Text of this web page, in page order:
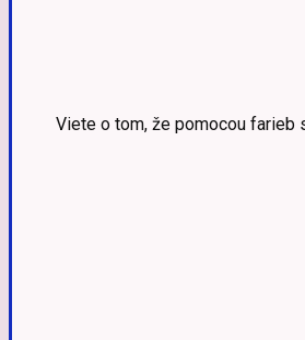
Viete o tom, že pomocou farieb